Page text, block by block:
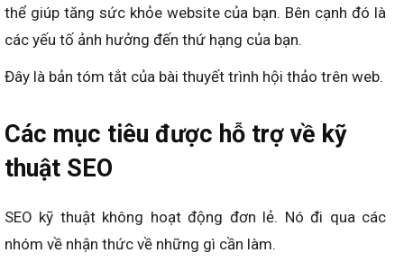
thể giúp tăng sức khỏe website của bạn. Bên cạnh đó là
các yếu tố ảnh hưởng đến thứ hạng của bạn.
Đây là bản tóm tắt của bài thuyết trình hội thảo trên web.
Các mục tiêu được hỗ trợ về kỹ
thuật SEO
SEO kỹ thuật không hoạt động đơn lẻ. Nó đi qua các
nhóm về nhận thức về những gì cần làm.